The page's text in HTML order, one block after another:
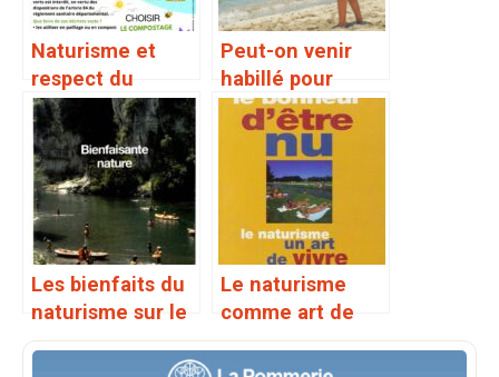
Naturisme et
respect du
voisinage : les
règles à suivre
Peut-on venir
habillé pour
visiter un lieu
naturiste ?
Les bienfaits du
naturisme sur le
corps et l’esprit
Le naturisme
comme art de
vivre